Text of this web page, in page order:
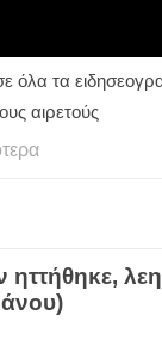
όλα τα
αιρετούς